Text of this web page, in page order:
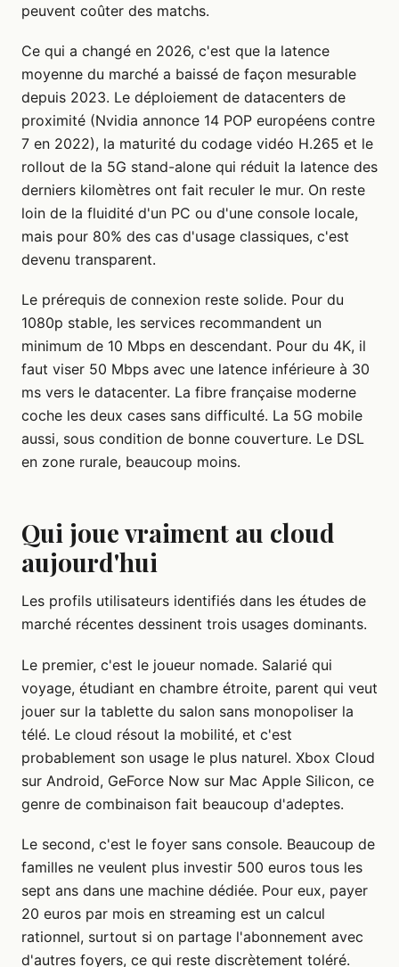
peuvent coûter des matchs.
Ce qui a changé en 2026, c'est que la latence
moyenne du marché a baissé de façon mesurable
depuis 2023. Le déploiement de datacenters de
proximité (Nvidia annonce 14 POP européens contre
7 en 2022), la maturité du codage vidéo H.265 et le
rollout de la 5G stand-alone qui réduit la latence des
derniers kilomètres ont fait reculer le mur. On reste
loin de la fluidité d'un PC ou d'une console locale,
mais pour 80% des cas d'usage classiques, c'est
devenu transparent.
Le prérequis de connexion reste solide. Pour du
1080p stable, les services recommandent un
minimum de 10 Mbps en descendant. Pour du 4K, il
faut viser 50 Mbps avec une latence inférieure à 30
ms vers le datacenter. La fibre française moderne
coche les deux cases sans difficulté. La 5G mobile
aussi, sous condition de bonne couverture. Le DSL
en zone rurale, beaucoup moins.
Qui joue vraiment au cloud
aujourd'hui
Les profils utilisateurs identifiés dans les études de
marché récentes dessinent trois usages dominants.
Le premier, c'est le joueur nomade. Salarié qui
voyage, étudiant en chambre étroite, parent qui veut
jouer sur la tablette du salon sans monopoliser la
télé. Le cloud résout la mobilité, et c'est
probablement son usage le plus naturel. Xbox Cloud
sur Android, GeForce Now sur Mac Apple Silicon, ce
genre de combinaison fait beaucoup d'adeptes.
Le second, c'est le foyer sans console. Beaucoup de
familles ne veulent plus investir 500 euros tous les
sept ans dans une machine dédiée. Pour eux, payer
20 euros par mois en streaming est un calcul
rationnel, surtout si on partage l'abonnement avec
d'autres foyers, ce qui reste discrètement toléré.